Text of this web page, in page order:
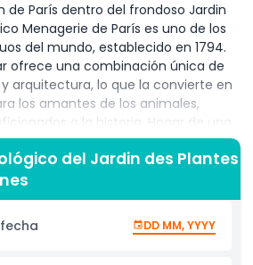
de París dentro del frondoso Jardin
Menagerie de París es uno de los
del mundo, establecido en 1794.
ofrece una combinación única de
arquitectura, lo que la convierte en
los amantes de los animales,
a la historia. Hogar de una
exóticos, incluyendo
pandas rojos y especies raras de
por su ambiente íntimo y
la conservación y educación
pueden disfrutar de encuentros
en un espacio tranquilo y para
del Jardin des Plantes
DD MM, YYYY